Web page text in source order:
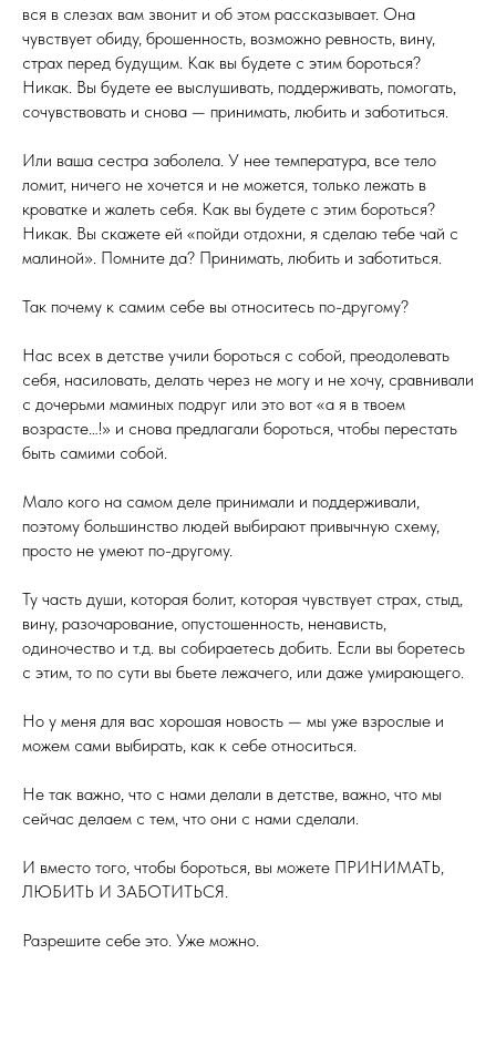
вся в слезах вам звонит и об этом рассказывает. Она
чувствует обиду, брошенность, возможно ревность, вину,
страх перед будущим. Как вы будете с этим бороться?
Никак. Вы будете ее выслушивать, поддерживать, помогать,
сочувствовать и снова — принимать, любить и заботиться.
Или ваша сестра заболела. У нее температура, все тело
ломит, ничего не хочется и не можется, только лежать в
кроватке и жалеть себя. Как вы будете с этим бороться?
Никак. Вы скажете ей «пойди отдохни, я сделаю тебе чай с
малиной». Помните да? Принимать, любить и заботиться.
Так почему к самим себе вы относитесь по-другому?
Нас всех в детстве учили бороться с собой, преодолевать
себя, насиловать, делать через не могу и не хочу, сравнивали
с дочерьми маминых подруг или это вот «а я в твоем
возрасте…!» и снова предлагали бороться, чтобы перестать
быть самими собой.
Мало кого на самом деле принимали и поддерживали,
поэтому большинство людей выбирают привычную схему,
просто не умеют по-другому.
Ту часть души, которая болит, которая чувствует страх, стыд,
вину, разочарование, опустошенность, ненависть,
одиночество и т.д. вы собираетесь добить. Если вы боретесь
с этим, то по сути вы бьете лежачего, или даже умирающего.
Но у меня для вас хорошая новость — мы уже взрослые и
можем сами выбирать, как к себе относиться.
Не так важно, что с нами делали в детстве, важно, что мы
сейчас делаем с тем, что они с нами сделали.
И вместо того, чтобы бороться, вы можете ПРИНИМАТЬ,
ЛЮБИТЬ И ЗАБОТИТЬСЯ.
Разрешите себе это. Уже можно.